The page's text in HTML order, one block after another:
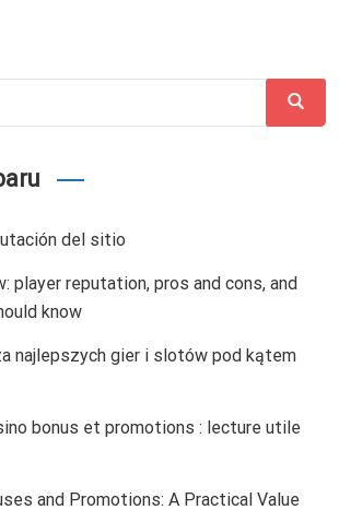
Search
del sitio
player reputation, pros and cons, and
know
najlepszych gier i slotów pod kątem
bonus et promotions : lecture utile
and Promotions: A Practical Value